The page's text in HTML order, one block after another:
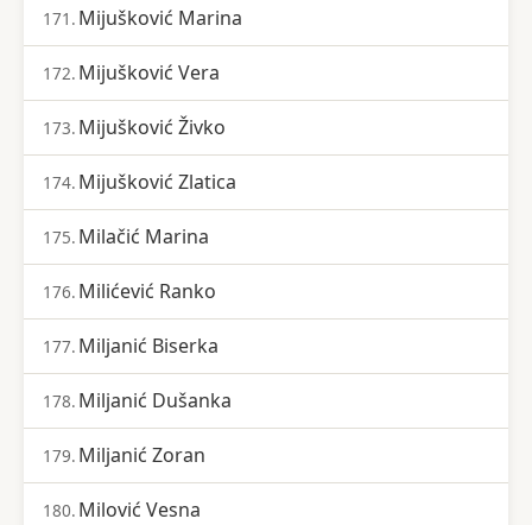
171. Mijušković Marina
172. Mijušković Vera
173. Mijušković Živko
174. Mijušković Zlatica
175. Milačić Marina
176. Milićević Ranko
177. Miljanić Biserka
178. Miljanić Dušanka
179. Miljanić Zoran
180. Milović Vesna